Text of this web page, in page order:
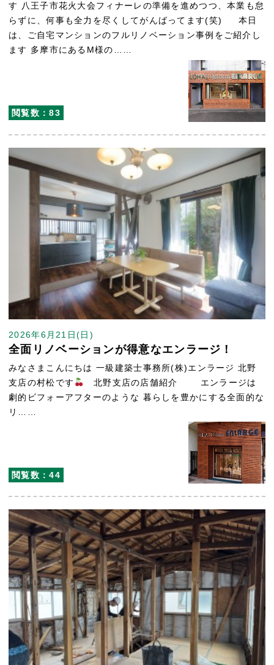
閲覧数：83
す 八王子市花火大会フィナーレの準備を進めつつ、本業も怠
らずに、何事も全力を尽くしてがんばってます(笑) 本日
は、ご自宅マンションのフルリノベーション事例をご紹介し
ます 多摩市にあるM様の……
閲覧数：44
2026年6月21日(日)
全面リノベーションが得意なエンラージ！
みなさまこんにちは 一級建築士事務所(株)エンラージ 北野
支店の村松です
北野支店の店舗紹介 エンラージは
劇的ビフォーアフターのような 暮らしを豊かにする全面的な
リ……